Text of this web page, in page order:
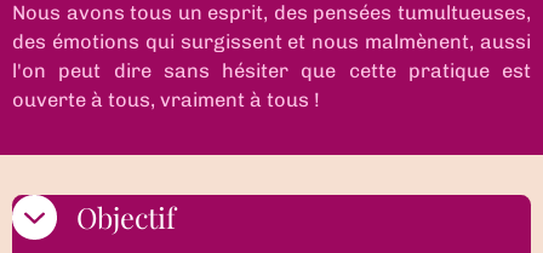
Nous avons tous un esprit, des pensées tumultueuses,
des émotions qui surgissent et nous malmènent, aussi
l'on peut dire sans hésiter que cette pratique est
ouverte à tous, vraiment à tous !
Objectif